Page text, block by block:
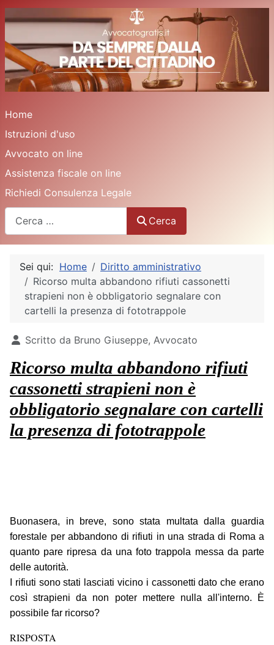
Home
Istruzioni d'uso
Avvocato on line
Assistenza fiscale on line
Richiedi Consulenza Legale
Cerca
Sei qui: Home
Diritto amministrativo
Ricorso multa abbandono rifiuti cassonetti
strapieni non è obbligatorio segnalare con
cartelli la presenza di fototrappole
Dettagli
Scritto da Bruno Giuseppe, Avvocato
Ricorso multa abbandono rifiuti
cassonetti strapieni non è
obbligatorio segnalare con cartelli
la presenza di fototrappole
Buonasera, in breve, sono stata multata dalla guardia
forestale per abbandono di rifiuti in una strada di Roma a
quanto pare ripresa da una foto trappola messa da parte
delle autorità.
I rifiuti sono stati lasciati vicino i cassonetti dato che erano
così strapieni da non poter mettere nulla all'interno. È
possibile far ricorso?
RISPOSTA